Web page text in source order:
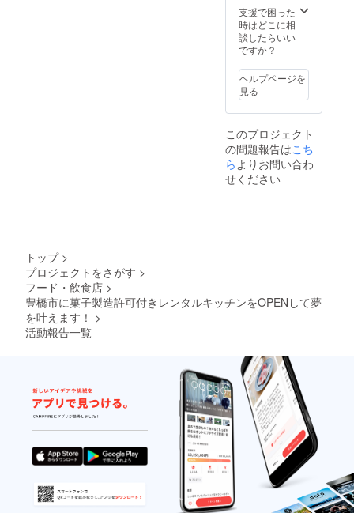
いしま
す。
支援で困った
時はどこに相
談したらいい
ですか？
ヘルプページを
見る
このプロジェクト
の問題報告はこち
らよりお問い合わ
せください
トップ >
プロジェクトをさがす >
フード・飲食店 >
豊橋市に菓子製造許可付きレンタルキッチンをOPENして夢
を叶えます！ >
活動報告一覧